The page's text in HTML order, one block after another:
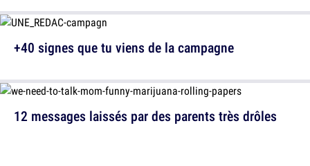
12 messages laissés par des parents très drôles
+40 signes que tu viens de la campagne